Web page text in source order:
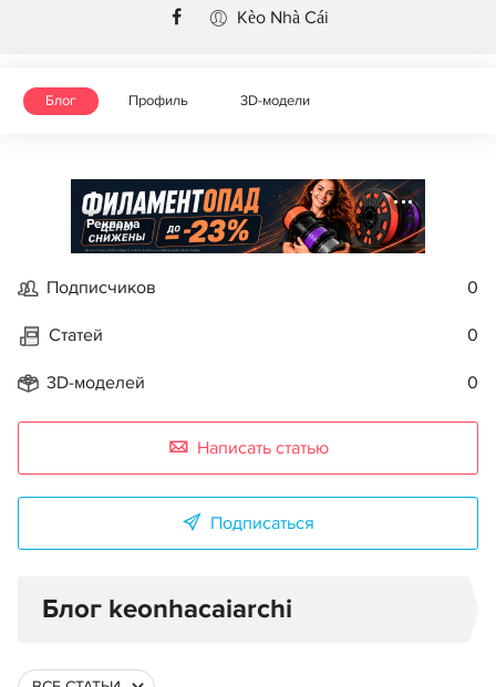
Kèo Nhà Cái
Блог Профиль 3D-модели
Реклама
Подписчиков 0
Статей 0
3D-моделей 0
Написать статью
Подписаться
Блог keonhacaiarchi